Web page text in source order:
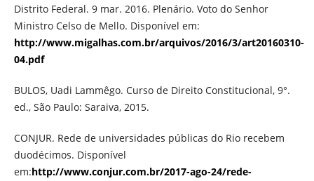
Distrito Federal. 9 mar. 2016. Plenário. Voto do Senhor
Ministro Celso de Mello. Disponível em:
http://www.migalhas.com.br/arquivos/2016/3/art20160310-
04.pdf
BULOS, Uadi Lammêgo. Curso de Direito Constitucional, 9°.
ed., São Paulo: Saraiva, 2015.
CONJUR. Rede de universidades públicas do Rio recebem
duodécimos. Disponível
em:http://www.conjur.com.br/2017-ago-24/rede-